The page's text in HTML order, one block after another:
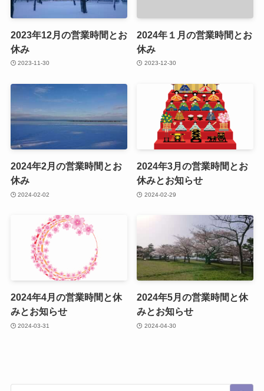
2023年12月の営業時間とお
休み
2023-11-30
2024年１月の営業時間とお
休み
2023-12-30
2024年2月の営業時間とお
休み
2024-02-02
2024年3月の営業時間とお
休みとお知らせ
2024-02-29
2024年4月の営業時間と休
みとお知らせ
2024-03-31
2024年5月の営業時間と休
みとお知らせ
2024-04-30